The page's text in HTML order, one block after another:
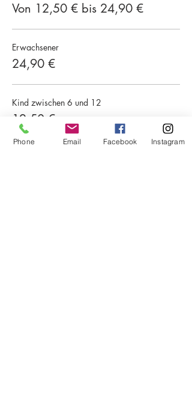
Von 12,50 € bis 24,90 €
Erwachsener
24,90 €
Kind zwischen 6 und 12
12,50 €
Phone Email Facebook Instagram